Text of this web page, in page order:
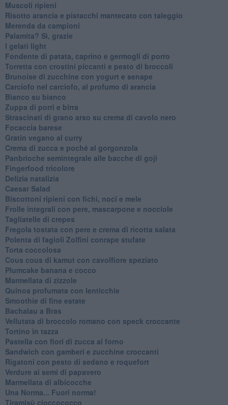
Muscoli ripieni
Risotto arancia e pistacchi mantecato con taleggio
Merenda da campioni
Palamita? Sì, grazie
I gelati light
Fondente di patata, caprino e germogli di porro
Torretta con crostini piccanti e pesto di broccoli
Brunoise di zucchine con yogurt e senape
Carciofo nel carciofo, al profumo di arancia
Bianco su bianco
Zuppa di porri e birra
Strascinati di grano arso su crema di cavolo nero
Focaccia barese
Gratin vegano al curry
Crema di zucca e poché al gorgonzola
Panbrioche semintegrale alle bacche di goji
Fingerfood tricolore
Delizia natalizia
Caesar Salad
Biscottoni ripieni con fichi, noci e mele
Frolle integrali con pere, mascarpone e nocciole
Tagliatelle di crepes
Fregola tostata con pere e crema di ricotta salata
Polenta di fagioli Zolfini conrape stufate
Torta coccolosa
Cous cous di kamut con cavolfiore speziato
Plumcake banana e cocco
Marmellata di zizzole
Quinoa profumata con lenticchie
Smoothie di fine estate
Bachalau a Bras
Vellutata di broccolo romano con speck croccante
Tortino in tazza
Pastella con fiori di zucca al forno
Sandwich con gamberi e zucchine croccanti
Rigatoni con pesto di sedano e roquefort
Verdure ai semi di papavero
Marmellata di albicocche
Una Norma... Fuori norma!
Tiramisù cioccococco